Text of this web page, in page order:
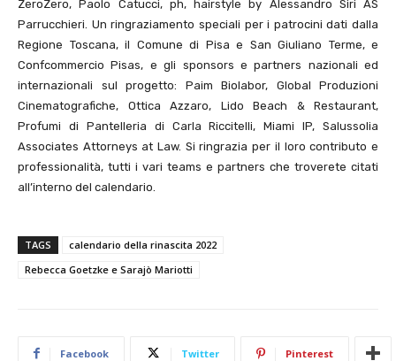
ZeroZero, Paolo Catucci, ph, hairstyle by Alessandro Siri AS
Parrucchieri. Un ringraziamento speciali per i patrocini dati dalla
Regione Toscana, il Comune di Pisa e San Giuliano Terme, e
Confcommercio Pisas, e gli sponsors e partners nazionali ed
internazionali sul progetto: Paim Biolabor, Global Produzioni
Cinematografiche, Ottica Azzaro, Lido Beach & Restaurant,
Profumi di Pantelleria di Carla Riccitelli, Miami IP, Salussolia
Associates Attorneys at Law. Si ringrazia per il loro contributo e
professionalità, tutti i vari teams e partners che troverete citati
all’interno del calendario.
TAGS
calendario della rinascita 2022
Rebecca Goetzke e Sarajò Mariotti
Facebook Twitter Pinterest